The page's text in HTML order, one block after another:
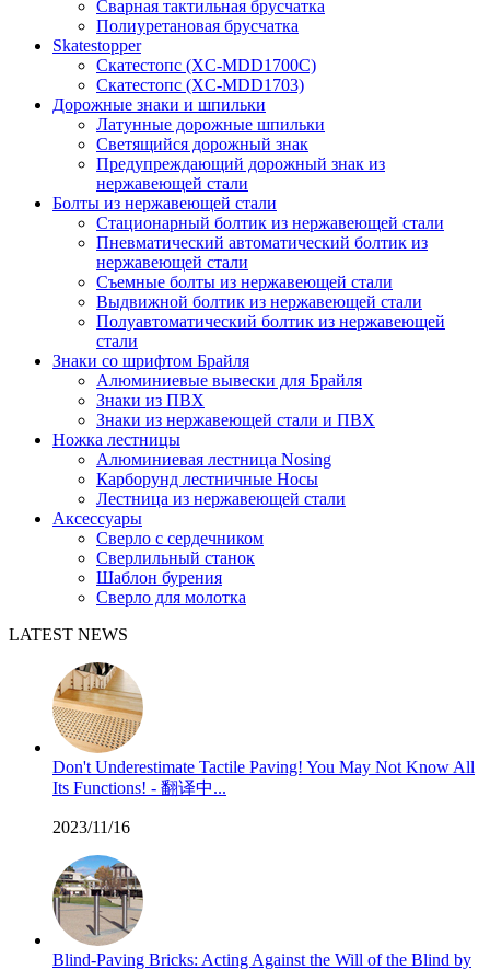
Сварная тактильная брусчатка
Полиуретановая брусчатка
Skatestopper
Скатестопс (XC-MDD1700C)
Скатестопс (XC-MDD1703)
Дорожные знаки и шпильки
Латунные дорожные шпильки
Светящийся дорожный знак
Предупреждающий дорожный знак из
нержавеющей стали
Болты из нержавеющей стали
Стационарный болтик из нержавеющей стали
Пневматический автоматический болтик из
нержавеющей стали
Съемные болты из нержавеющей стали
Выдвижной болтик из нержавеющей стали
Полуавтоматический болтик из нержавеющей
стали
Знаки со шрифтом Брайля
Алюминиевые вывески для Брайля
Знаки из ПВХ
Знаки из нержавеющей стали и ПВХ
Ножка лестницы
Алюминиевая лестница Nosing
Карборунд лестничные Носы
Лестница из нержавеющей стали
Аксессуары
Сверло с сердечником
Сверлильный станок
Шаблон бурения
Сверло для молотка
LATEST NEWS
Don't Underestimate Tactile Paving! You May Not Know All
Its Functions! - 翻译中...
2023/11/16
Blind-Paving Bricks: Acting Against the Will of the Blind by